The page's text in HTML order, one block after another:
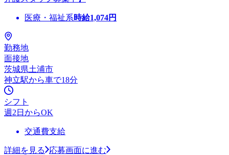
医療・福祉系時給1,074円
勤務地
面接地
茨城県土浦市
神立駅から車で18分
シフト
週2日からOK
交通費支給
詳細を見る
応募画面に進む